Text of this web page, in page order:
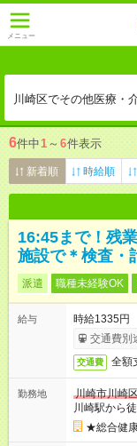
メニュー
川崎区でその他医療・
6件中1 ～ 6件表示
新着順 時給順
16:45まで！残
施設で＊検査・
派遣 職種未経験OK
給与
時給1335円
交通費別
交通費 全額
勤務地
川崎市川崎
川崎駅から
★総合健